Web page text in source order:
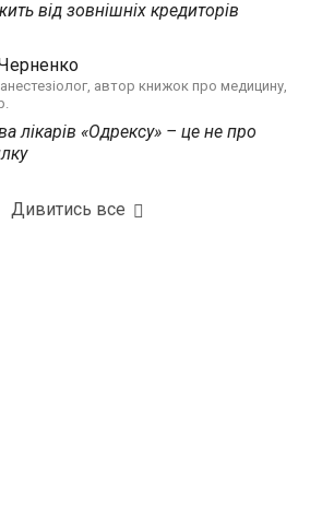
від зовнішніх кредиторів
Черненко
автор книжок про медицину,
лікарів «Одрексу» – це не про
Дивитись все